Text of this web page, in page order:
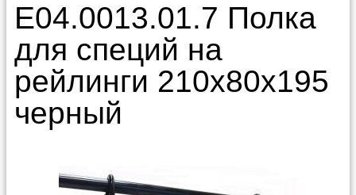
E04.0013.01.7 Полка
для специй на
рейлинги 210х80х195
черный